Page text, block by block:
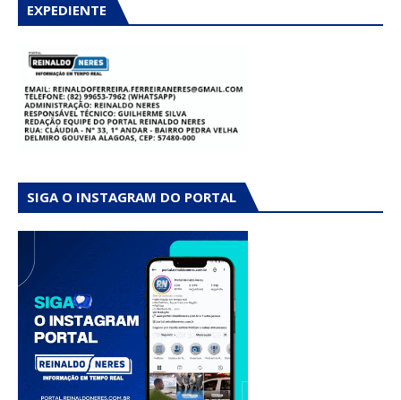
EXPEDIENTE
SIGA O INSTAGRAM DO PORTAL